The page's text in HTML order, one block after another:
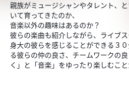
親族がミュージシャンやタレント、
いて育ってきたのか、
音楽以外の趣味はあるのか？
彼らの楽曲も紹介しながら、ライブ
身大の彼らを感じることができる３
る彼らの仲の良さ、チームワークの
く」と「音楽」をゆったり楽しむこと